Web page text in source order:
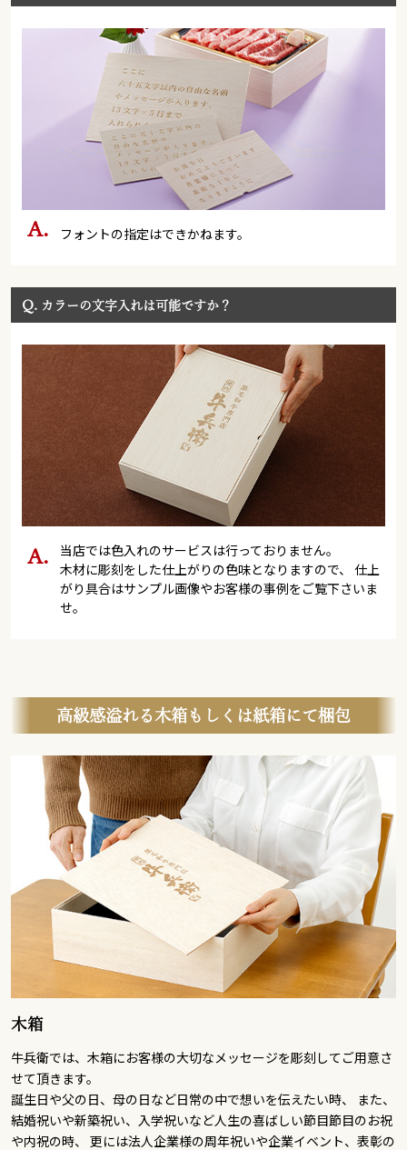
フォントの指定はできかねます。
Q. カラーの文字入れは可能ですか？
当店では色入れのサービスは行っておりません。
木材に彫刻をした仕上がりの色味となりますので、 仕上
がり具合はサンプル画像やお客様の事例をご覧下さいま
せ。
高級感溢れる木箱もしくは紙箱にて梱包
木箱
牛兵衛では、木箱にお客様の大切なメッセージを彫刻してご用意さ
せて頂きます。
誕生日や父の日、母の日など日常の中で想いを伝えたい時、 また、
結婚祝いや新築祝い、入学祝いなど人生の喜ばしい節目節目のお祝
や内祝の時、 更には法人企業様の周年祝いや企業イベント、表彰の